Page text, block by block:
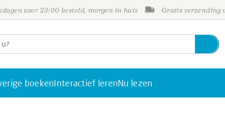
voor 23:00 besteld, morgen in huis Gratis verzending
boekenInteractief lerenNu lezen